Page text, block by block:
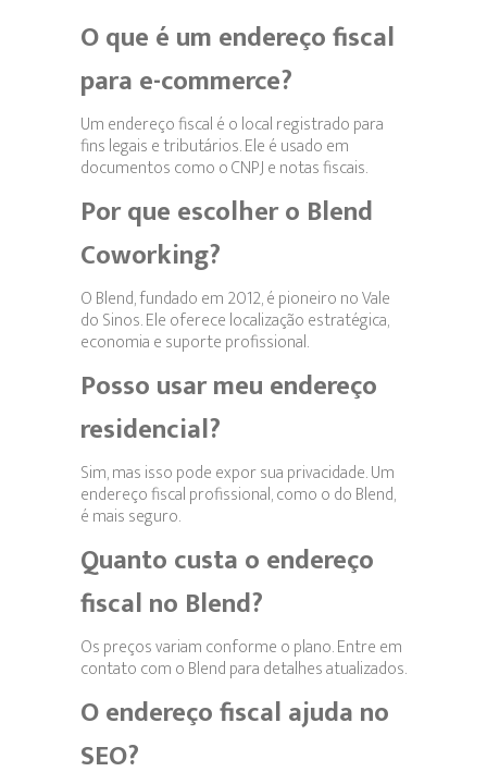
O que é um endereço fiscal
para e-commerce?
Um endereço fiscal é o local registrado para
fins legais e tributários. Ele é usado em
documentos como o CNPJ e notas fiscais.
Por que escolher o Blend
Coworking?
O Blend, fundado em 2012, é pioneiro no Vale
do Sinos. Ele oferece localização estratégica,
economia e suporte profissional.
Posso usar meu endereço
residencial?
Sim, mas isso pode expor sua privacidade. Um
endereço fiscal profissional, como o do Blend,
é mais seguro.
Quanto custa o endereço
fiscal no Blend?
Os preços variam conforme o plano. Entre em
contato com o Blend para detalhes atualizados.
O endereço fiscal ajuda no
SEO?